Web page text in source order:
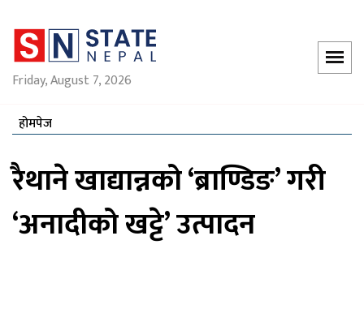
Friday, August 7, 2026
होमपेज
रैथाने खाद्यान्नको ‘ब्राण्डिङ’ गरी
‘अनादीको खट्टे’ उत्पादन